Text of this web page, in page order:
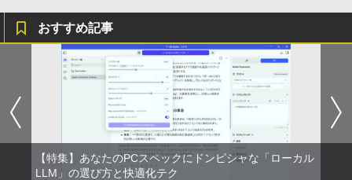
おすすめ記事
【特集】あなたのPCスペックにドンピシャな「ローカル
LLM」の選び方と快適化テク